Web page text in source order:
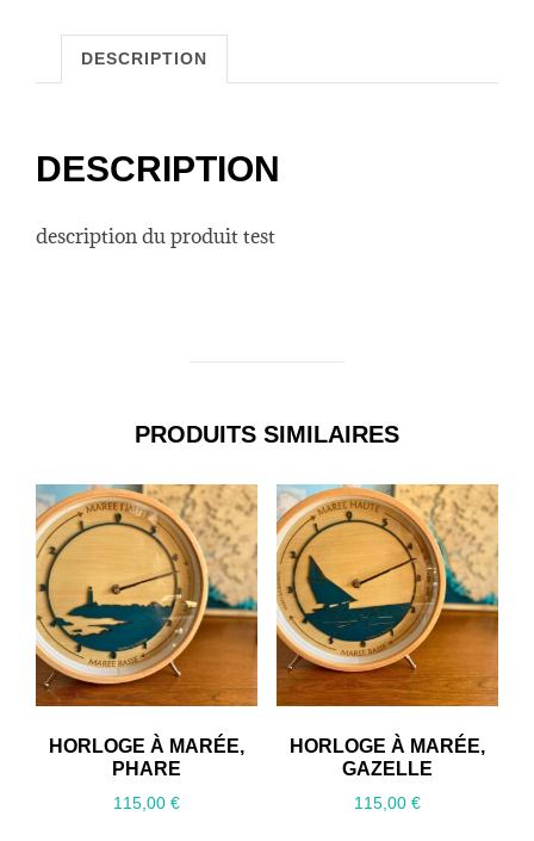
DESCRIPTION
DESCRIPTION
description du produit test
PRODUITS SIMILAIRES
HORLOGE À MARÉE,
PHARE
115,00€
HORLOGE À MARÉE,
GAZELLE
115,00 €